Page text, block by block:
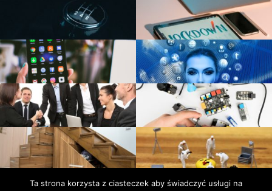
Ta strona korzysta z ciasteczek aby świadczyć usługi na